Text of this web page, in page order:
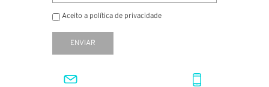
Aceito a política de privacidade
ENVIAR